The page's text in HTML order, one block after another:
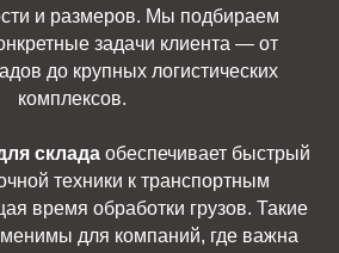
и размеров. Мы подбираем
задачи клиента — от
до крупных логистических
комплексов.
складаобеспечивает быстрый
техники к транспортным
время обработки грузов. Такие
для компаний, где важна